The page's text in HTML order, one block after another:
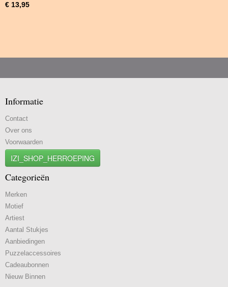
€ 13,95
Informatie
Contact
Over ons
Voorwaarden
IZI_SHOP_HERROEPING
Categorieën
Merken
Motief
Artiest
Aantal Stukjes
Aanbiedingen
Puzzelaccessoires
Cadeaubonnen
Nieuw Binnen